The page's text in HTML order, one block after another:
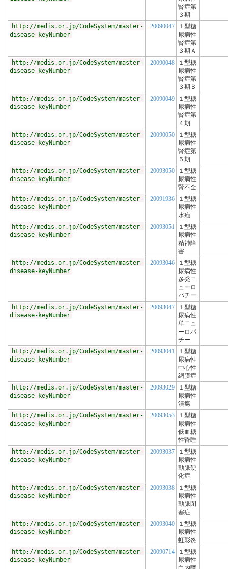
腎症第
３期
http://medis.or.jp/CodeSystem/master-
disease-keyNumber
20090047
１型糖
尿病性
腎症第
３期Ａ
http://medis.or.jp/CodeSystem/master-
disease-keyNumber
20090048
１型糖
尿病性
腎症第
３期Ｂ
http://medis.or.jp/CodeSystem/master-
disease-keyNumber
20090049
１型糖
尿病性
腎症第
４期
http://medis.or.jp/CodeSystem/master-
disease-keyNumber
20090050
１型糖
尿病性
腎症第
５期
http://medis.or.jp/CodeSystem/master-
disease-keyNumber
20093050
１型糖
尿病性
腎不全
http://medis.or.jp/CodeSystem/master-
disease-keyNumber
20091936
１型糖
尿病性
水疱
http://medis.or.jp/CodeSystem/master-
disease-keyNumber
20093051
１型糖
尿病性
精神障
害
http://medis.or.jp/CodeSystem/master-
disease-keyNumber
20093046
１型糖
尿病性
多発ニ
ューロ
パチー
http://medis.or.jp/CodeSystem/master-
disease-keyNumber
20093047
１型糖
尿病性
単ニュ
ーロパ
チー
http://medis.or.jp/CodeSystem/master-
disease-keyNumber
20093041
１型糖
尿病性
中心性
網膜症
http://medis.or.jp/CodeSystem/master-
disease-keyNumber
20093029
１型糖
尿病性
潰瘍
http://medis.or.jp/CodeSystem/master-
disease-keyNumber
20093053
１型糖
尿病性
低血糖
性昏睡
http://medis.or.jp/CodeSystem/master-
disease-keyNumber
20093037
１型糖
尿病性
動脈硬
化症
http://medis.or.jp/CodeSystem/master-
disease-keyNumber
20093038
１型糖
尿病性
動脈閉
塞症
http://medis.or.jp/CodeSystem/master-
disease-keyNumber
20093040
１型糖
尿病性
虹彩炎
http://medis.or.jp/CodeSystem/master-
disease-keyNumber
20090714
１型糖
尿病性